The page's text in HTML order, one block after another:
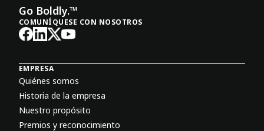
Go Boldly.™
COMUNÍQUESE CON NOSOTROS
EMPRESA
Quiénes somos
Historia de la empresa
Nuestro propósito
Premios y reconocimiento